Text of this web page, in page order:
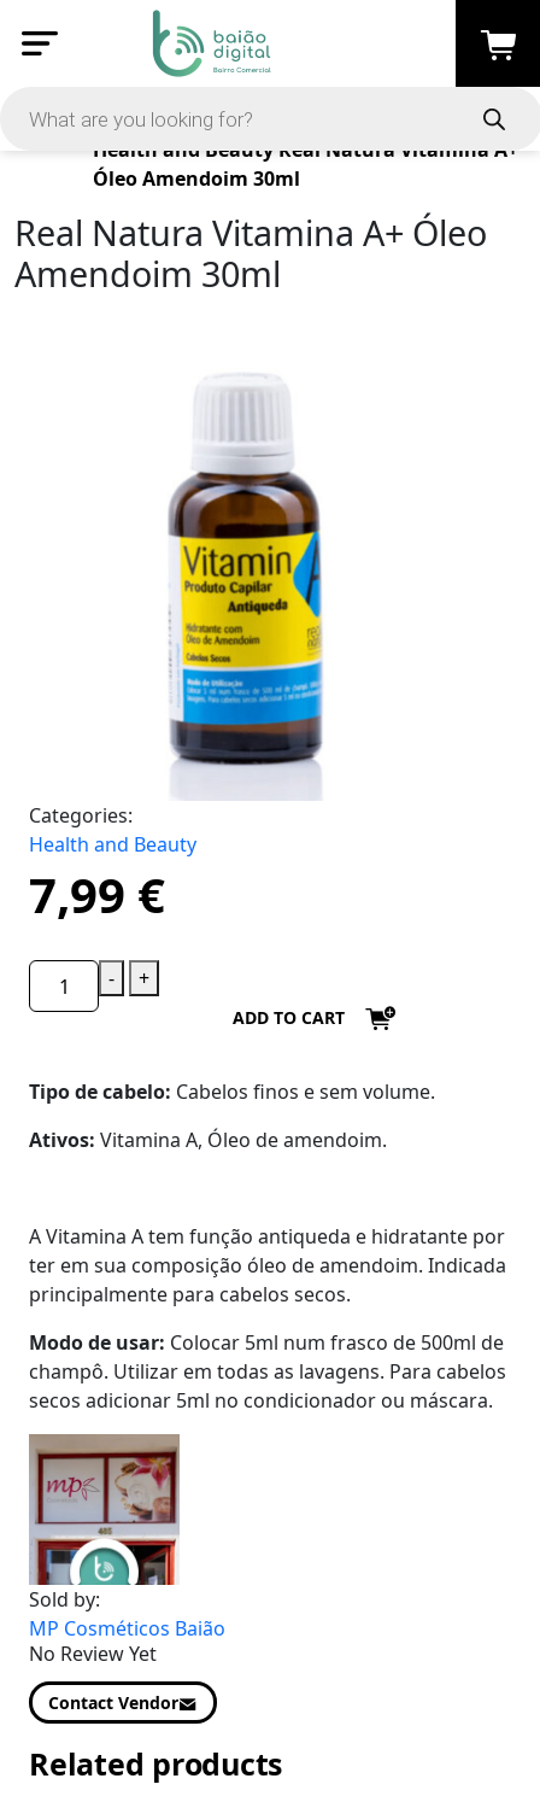
Products
Health and Beauty Real Natura Vitamina A+
Óleo Amendoim 30ml
Real Natura Vitamina A+ Óleo
Amendoim 30ml
Categories:
Health and Beauty
7,99 €
- +
ADD TO CART
Tipo de cabelo: Cabelos finos e sem volume.
Ativos: Vitamina A, Óleo de amendoim.
A Vitamina A tem função antiqueda e hidratante por
ter em sua composição óleo de amendoim. Indicada
principalmente para cabelos secos.
Modo de usar: Colocar 5ml num frasco de 500ml de
champô. Utilizar em todas as lavagens. Para cabelos
secos adicionar 5ml no condicionador ou máscara.
Sold by:
MP Cosméticos Baião
No Review Yet
Contact Vendor
Related products